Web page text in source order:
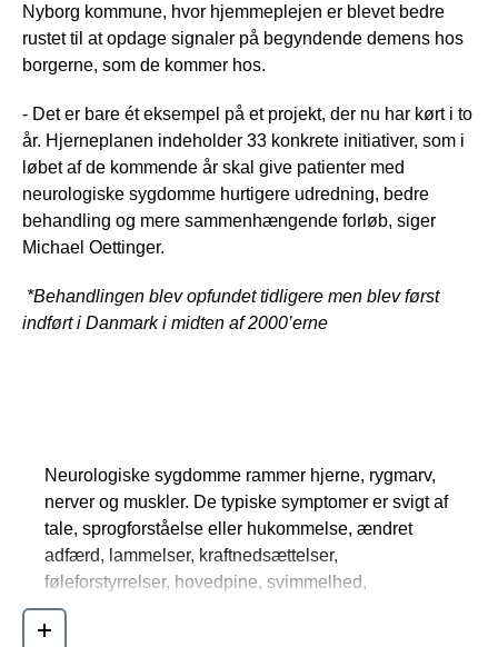
Nyborg kommune, hvor hjemmeplejen er blevet bedre
rustet til at opdage signaler på begyndende demens hos
borgerne, som de kommer hos.
- Det er bare ét eksempel på et projekt, der nu har kørt i to
år. Hjerneplanen indeholder 33 konkrete initiativer, som i
løbet af de kommende år skal give patienter med
neurologiske sygdomme hurtigere udredning, bedre
behandling og mere sammenhængende forløb, siger
Michael Oettinger.
*Behandlingen blev opfundet tidligere men blev først
indført i Danmark i midten af 2000’erne
Neurologiske sygdomme rammer hjerne, rygmarv,
nerver og muskler. De typiske symptomer er svigt af
tale, sprogforståelse eller hukommelse, ændret
adfærd, lammelser, kraftnedsættelser,
føleforstyrrelser, hovedpine, svimmelhed,
balancebesvær, smerter, tab af syn eller hørelse
samt epileptiske krampeanfald.
Læs mere